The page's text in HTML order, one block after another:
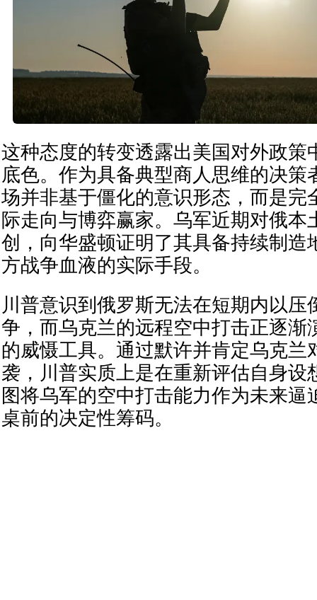
这种态度的转变透露出美国对外政策
底色。作为具备典型商人思维的决策
场并非基于僵化的意识形态，而是完
际走向与博弈赢家。乌军近期对俄本
创，向华盛顿证明了其具备持续制造
方战争血液的实际手段。
川普意识到俄罗斯无法在短期内以压
争，而乌克兰的远程空中打击正逐渐
的威慑工具。通过默许并肯定乌克兰
袭，川普实质上是在重新评估自身设
图将乌军的空中打击能力作为未来逼
桌前的决定性筹码。